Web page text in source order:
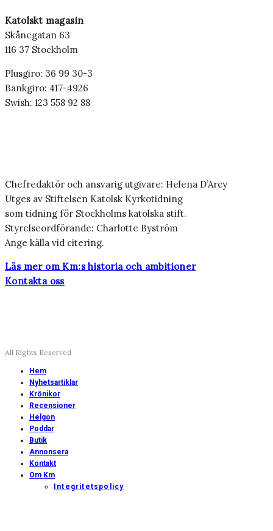
Katolskt magasin
Skånegatan 63
116 37 Stockholm
Plusgiro: 36 99 30-3
Bankgiro: 417-4926
Swish: 123 558 92 88
Chefredaktör och ansvarig utgivare: Helena D’Arcy
Utges av Stiftelsen Katolsk Kyrkotidning
som tidning för Stockholms katolska stift.
Styrelseordförande: Charlotte Byström
Ange källa vid citering.
Läs mer om Km:s historia och ambitioner
Kontakta oss
All Rights Reserved
Hem
Nyhetsartiklar
Krönikor
Recensioner
Helgon
Poddar
Butik
Annonsera
Kontakt
Om Km
Integritetspolicy